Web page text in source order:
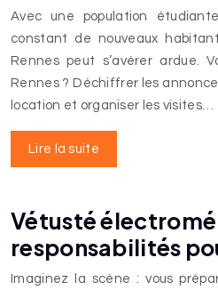
Avec une population
constant de nouveaux
Rennes peut s’avérer ardue.
Rennes ? Déchiffrer les
location et organiser les visites…
Lire la suite
Vétusté
responsabilités
Imaginez la scène : vous